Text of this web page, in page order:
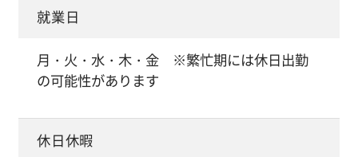
就業日
月・火・水・木・金 ※繁忙期には休日出勤
の可能性があります
休日休暇